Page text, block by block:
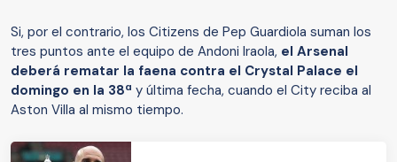
Si, por el contrario, los Citizens de Pep Guardiola suman los
tres puntos ante el equipo de Andoni Iraola, el Arsenal
deberá rematar la faena contra el Crystal Palace el
domingo en la 38ª y última fecha, cuando el City reciba al
Aston Villa al mismo tiempo.